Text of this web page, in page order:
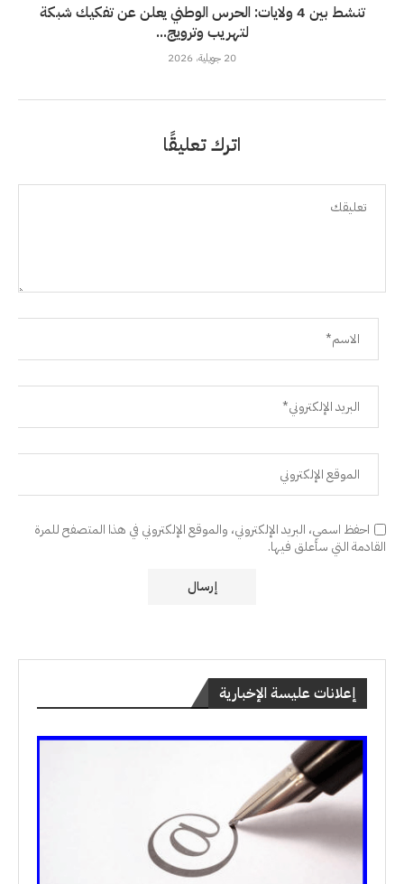
تنشط بين 4 ولايات: الحرس الوطني يعلن عن تفكيك شبكة
لتهريب وترويج...
20 جويلية، 2026
اترك تعليقًا
احفظ اسمي، البريد الإلكتروني، والموقع الإلكتروني في هذا المتصفح للمرة
القادمة التي سأعلق فيها.
إعلانات عليسة الإخبارية